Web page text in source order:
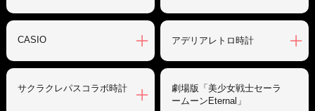
CASIO アデリアレトロ時計
サクラクレパスコラボ時計
劇場版「美少女戦士セーラ
ームーンEternal」